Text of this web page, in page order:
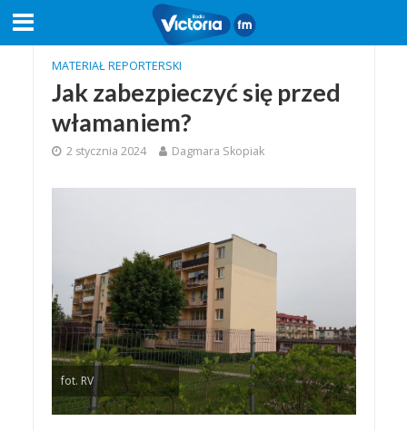
MATERIAŁ REPORTERSKI
Jak zabezpieczyć się przed
włamaniem?
2 stycznia 2024 Dagmara Skopiak
fot. RV